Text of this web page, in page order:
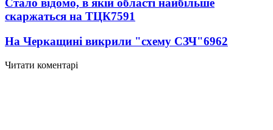
Стало відомо, в якій області найбільше
скаржаться на ТЦК7591
На Черкащині викрили "схему СЗЧ"6962
Читати коментарі